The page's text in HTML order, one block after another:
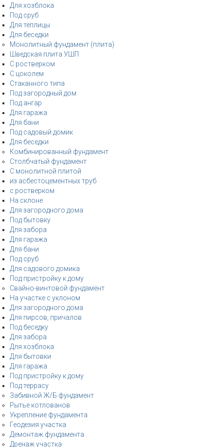
Для хозблока
Под сруб
Для теплицы
Для беседки
Монолитный фундамент (плита)
Шведская плита УШП
С ростверком
С цоколем
Стаканного типа
Под загородный дом
Под ангар
Для гаража
Для бани
Под садовый домик
Для беседки
Комбинированный фундамент
Столбчатый фундамент
С монолитной плитой
из асбестоцементных труб
с ростверком
На склоне
Для загородного дома
Под бытовку
Для забора
Для гаража
Для бани
Под сруб
Для садового домика
Под пристройку к дому
Свайно-винтовой фундамент
На участке с уклоном
Для загородного дома
Для пирсов, причалов
Под беседку
Для забора
Для хозблока
Для бытовки
Для гаража
Под пристройку к дому
Под террасу
Забивной Ж/Б фундамент
Рытье котлованов
Укрепление фундамента
Геодезия участка
Демонтаж фундамента
Дренаж участка